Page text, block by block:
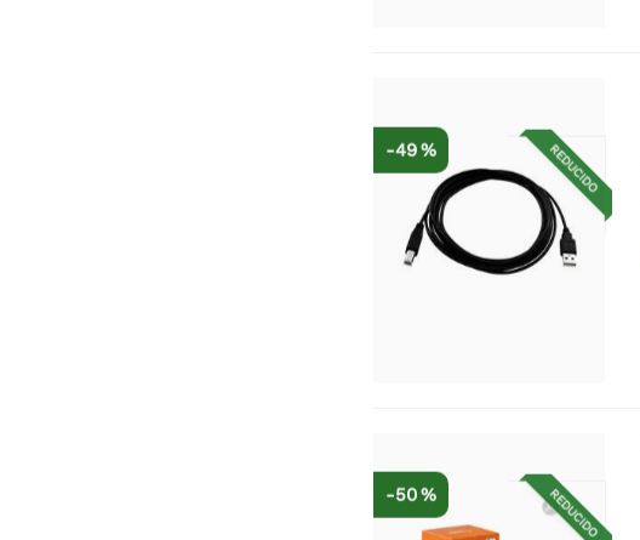
REDUCIDO
-49 %
REDUCIDO
-50 %